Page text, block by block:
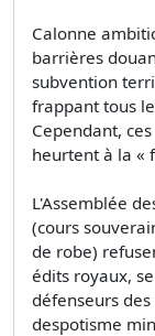
Calonne
barrières
subvention
frappant tous
Cependant,
heurtent à la «
L'Assemblée
(cours
de robe)
édits royaux,
défenseurs
despotisme